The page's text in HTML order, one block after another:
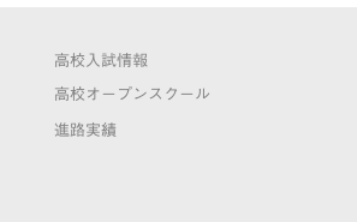
高校入試情報
高校オープンスクール
進路実績